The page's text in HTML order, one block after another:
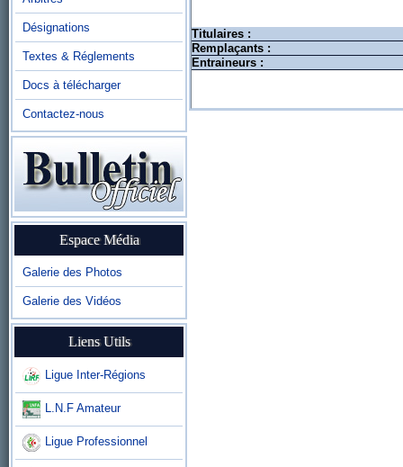
Désignations
Textes & Réglements
Docs à télécharger
Contactez-nous
Espace Média
Galerie des Photos
Galerie des Vidéos
Liens Utils
Ligue Inter-Régions
L.N.F Amateur
Ligue Professionnel
Titulaires :
Remplaçants :
Entraineurs :